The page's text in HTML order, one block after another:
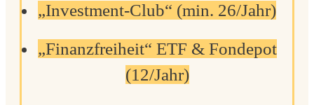
„Investment-Club“ (min. 26/Jahr)
„Finanzfreiheit“ ETF & Fondepot
(12/Jahr)